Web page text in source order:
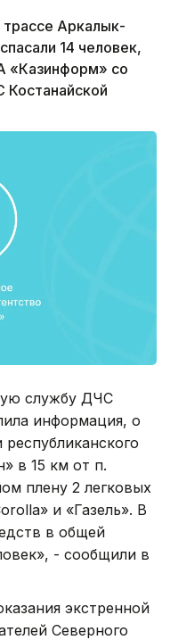
Аркалык-
14 человек,
«Казинформ» со
службу ДЧС
информация, о
в 15 км от п.
плену 2 легковых
и «Газель». В
в общей
- сообщили в
экстренной
Северного